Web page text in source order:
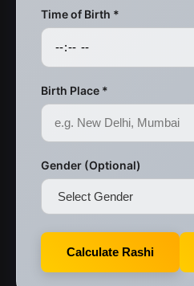
Time of Birth *
Birth Place *
Gender (Optional)
Calculate Rashi